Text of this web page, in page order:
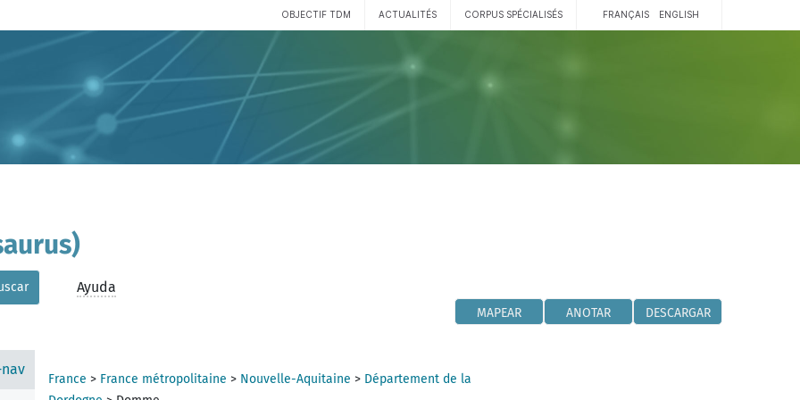
OBJECTIF TDM ACTUALITÉS CORPUS SPÉCIALISÉS FRANÇAIS ENGLISH
Ayuda
MAPEAR ANOTAR DESCARGAR
France > France métropolitaine > Nouvelle-Aquitaine > Département de la